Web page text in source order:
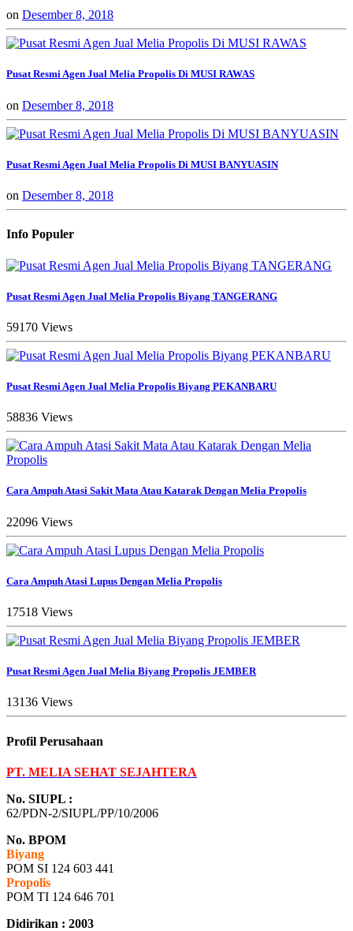
on Desember 8, 2018
Pusat Resmi Agen Jual Melia Propolis Di MUSI RAWAS
on Desember 8, 2018
Pusat Resmi Agen Jual Melia Propolis Di MUSI BANYUASIN
on Desember 8, 2018
Info Populer
Pusat Resmi Agen Jual Melia Propolis Biyang TANGERANG
59170 Views
Pusat Resmi Agen Jual Melia Propolis Biyang PEKANBARU
58836 Views
Cara Ampuh Atasi Sakit Mata Atau Katarak Dengan Melia Propolis
22096 Views
Cara Ampuh Atasi Lupus Dengan Melia Propolis
17518 Views
Pusat Resmi Agen Jual Melia Biyang Propolis JEMBER
13136 Views
Profil Perusahaan
PT. MELIA SEHAT SEJAHTERA
No. SIUPL :
62/PDN-2/SIUPL/PP/10/2006
No. BPOM
Biyang
POM SI 124 603 441
Propolis
POM TI 124 646 701
Didirikan : 2003